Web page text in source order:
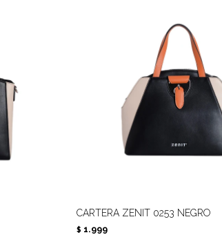
CARTERA ZENIT 0253 NEGRO
$ 1.999